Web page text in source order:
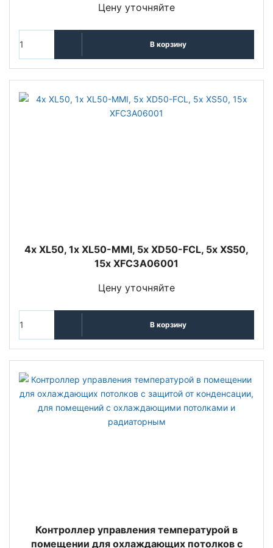
Цену уточняйте
В корзину
4x XL50, 1x XL50-MMI, 5x XD50-FCL, 5x XS50,
15x XFC3A06001
Цену уточняйте
В корзину
Контроллер управления температурой в
помещении для охлаждающих потолков с